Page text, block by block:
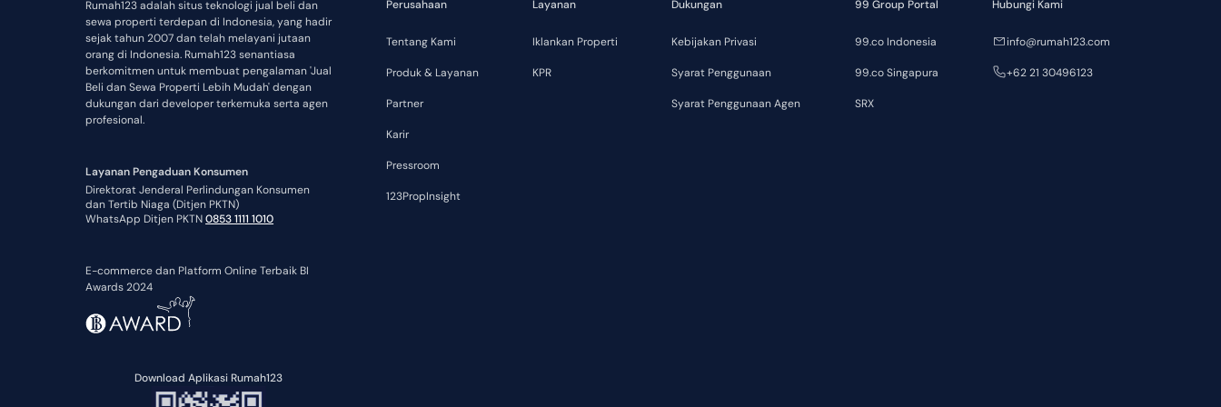
Rumah123 adalah situs teknologi jual beli dan
sewa properti terdepan di Indonesia, yang hadir
sejak tahun 2007 dan telah melayani jutaan
orang di Indonesia. Rumah123 senantiasa
berkomitmen untuk membuat pengalaman 'Jual
Beli dan Sewa Properti Lebih Mudah' dengan
dukungan dari developer terkemuka serta agen
profesional.
Layanan Pengaduan Konsumen
Direktorat Jenderal Perlindungan Konsumen
dan Tertib Niaga (Ditjen PKTN)
WhatsApp Ditjen PKTN0853 1111 1010
E-commerce dan Platform Online Terbaik BI
Awards 2024
Download Aplikasi Rumah123
Perusahaan
Tentang Kami
Produk & Layanan
Partner
Karir
Pressroom
123PropInsight
Layanan
Iklankan Properti
KPR
Dukungan
Kebijakan Privasi
Syarat Penggunaan
Syarat Penggunaan Agen
99 Group Portal
99.co Indonesia
99.co Singapura
SRX
Hubungi Kami
info@rumah123.com
+62 21 30496123